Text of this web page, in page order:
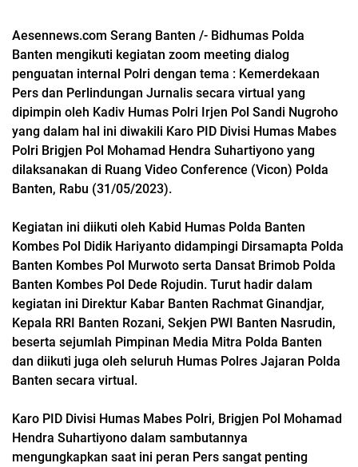
Aesennews.com Serang Banten /- Bidhumas Polda
Banten mengikuti kegiatan zoom meeting dialog
penguatan internal Polri dengan tema : Kemerdekaan
Pers dan Perlindungan Jurnalis secara virtual yang
dipimpin oleh Kadiv Humas Polri Irjen Pol Sandi Nugroho
yang dalam hal ini diwakili Karo PID Divisi Humas Mabes
Polri Brigjen Pol Mohamad Hendra Suhartiyono yang
dilaksanakan di Ruang Video Conference (Vicon) Polda
Banten, Rabu (31/05/2023).
Kegiatan ini diikuti oleh Kabid Humas Polda Banten
Kombes Pol Didik Hariyanto didampingi Dirsamapta Polda
Banten Kombes Pol Murwoto serta Dansat Brimob Polda
Banten Kombes Pol Dede Rojudin. Turut hadir dalam
kegiatan ini Direktur Kabar Banten Rachmat Ginandjar,
Kepala RRI Banten Rozani, Sekjen PWI Banten Nasrudin,
beserta sejumlah Pimpinan Media Mitra Polda Banten
dan diikuti juga oleh seluruh Humas Polres Jajaran Polda
Banten secara virtual.
Karo PID Divisi Humas Mabes Polri, Brigjen Pol Mohamad
Hendra Suhartiyono dalam sambutannya
mengungkapkan saat ini peran Pers sangat penting